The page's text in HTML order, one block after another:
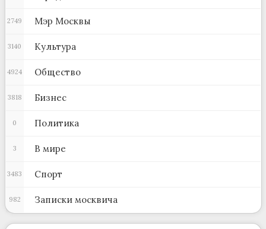
Мэр Москвы
2749
Культура
3140
Общество
4924
Бизнес
3818
Политика
0
В мире
3
Спорт
3483
Записки москвича
982